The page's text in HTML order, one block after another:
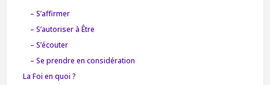
– S’affirmer
– S’autoriser à Être
– S’écouter
– Se prendre en considération
La Foi en quoi ?